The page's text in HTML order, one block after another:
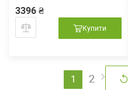
3396 ₴
Купити
1 2